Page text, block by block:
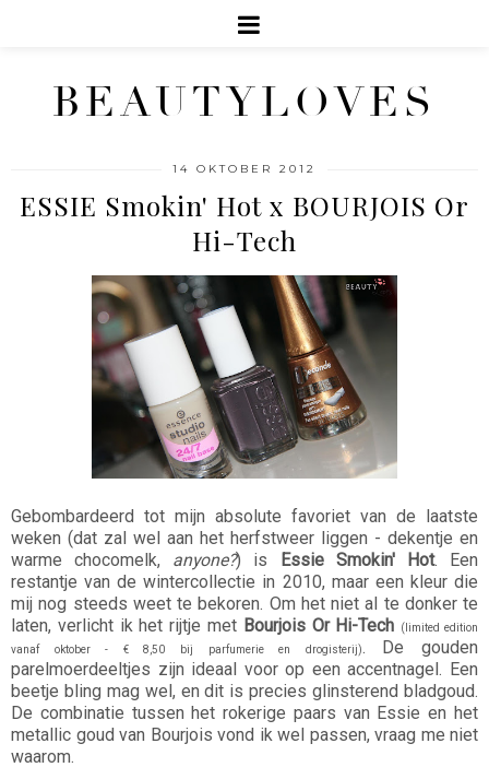
BEAUTYLOVES
14 OKTOBER 2012
ESSIE Smokin' Hot x BOURJOIS Or
Hi-Tech
Gebombardeerd tot mijn absolute favoriet van de laatste
weken (dat zal wel aan het herfstweer liggen - dekentje en
warme chocomelk, anyone?) is Essie Smokin' Hot. Een
restantje van de wintercollectie in 2010, maar een kleur die
mij nog steeds weet te bekoren. Om het niet al te donker te
laten, verlicht ik het rijtje met Bourjois Or Hi-Tech
(limited edition
vanaf oktober - € 8,50 bij parfumerie en drogisterij). De gouden
parelmoerdeeltjes zijn ideaal voor op een accentnagel. Een
beetje bling mag wel, en dit is precies glinsterend bladgoud.
De combinatie tussen het rokerige paars van Essie en het
metallic goud van Bourjois vond ik wel passen, vraag me niet
waarom.